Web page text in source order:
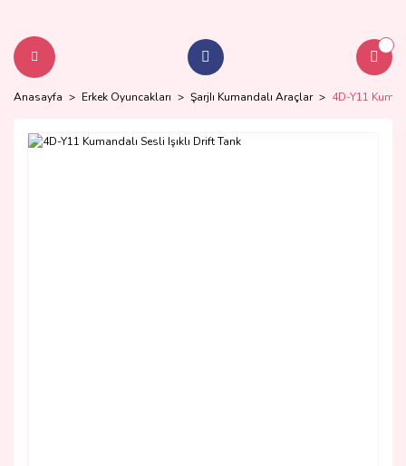
Anasayfa Erkek Oyuncakları ŞarjIı Kumandalı Araçlar 4D-Y11